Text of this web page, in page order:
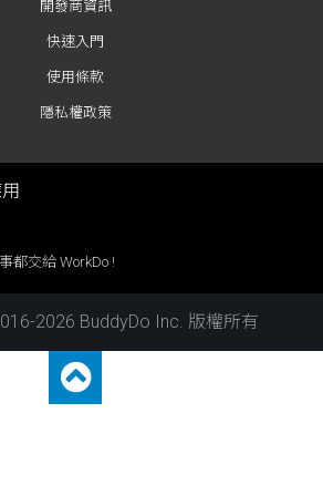
開發商資訊
快速入門
使用條款
隱私權政策
都交給 WorkDo !
2026 BuddyDo Inc. 版權所有